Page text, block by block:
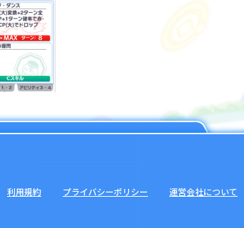
利用規約 プライバシーポリシー 運営会社について